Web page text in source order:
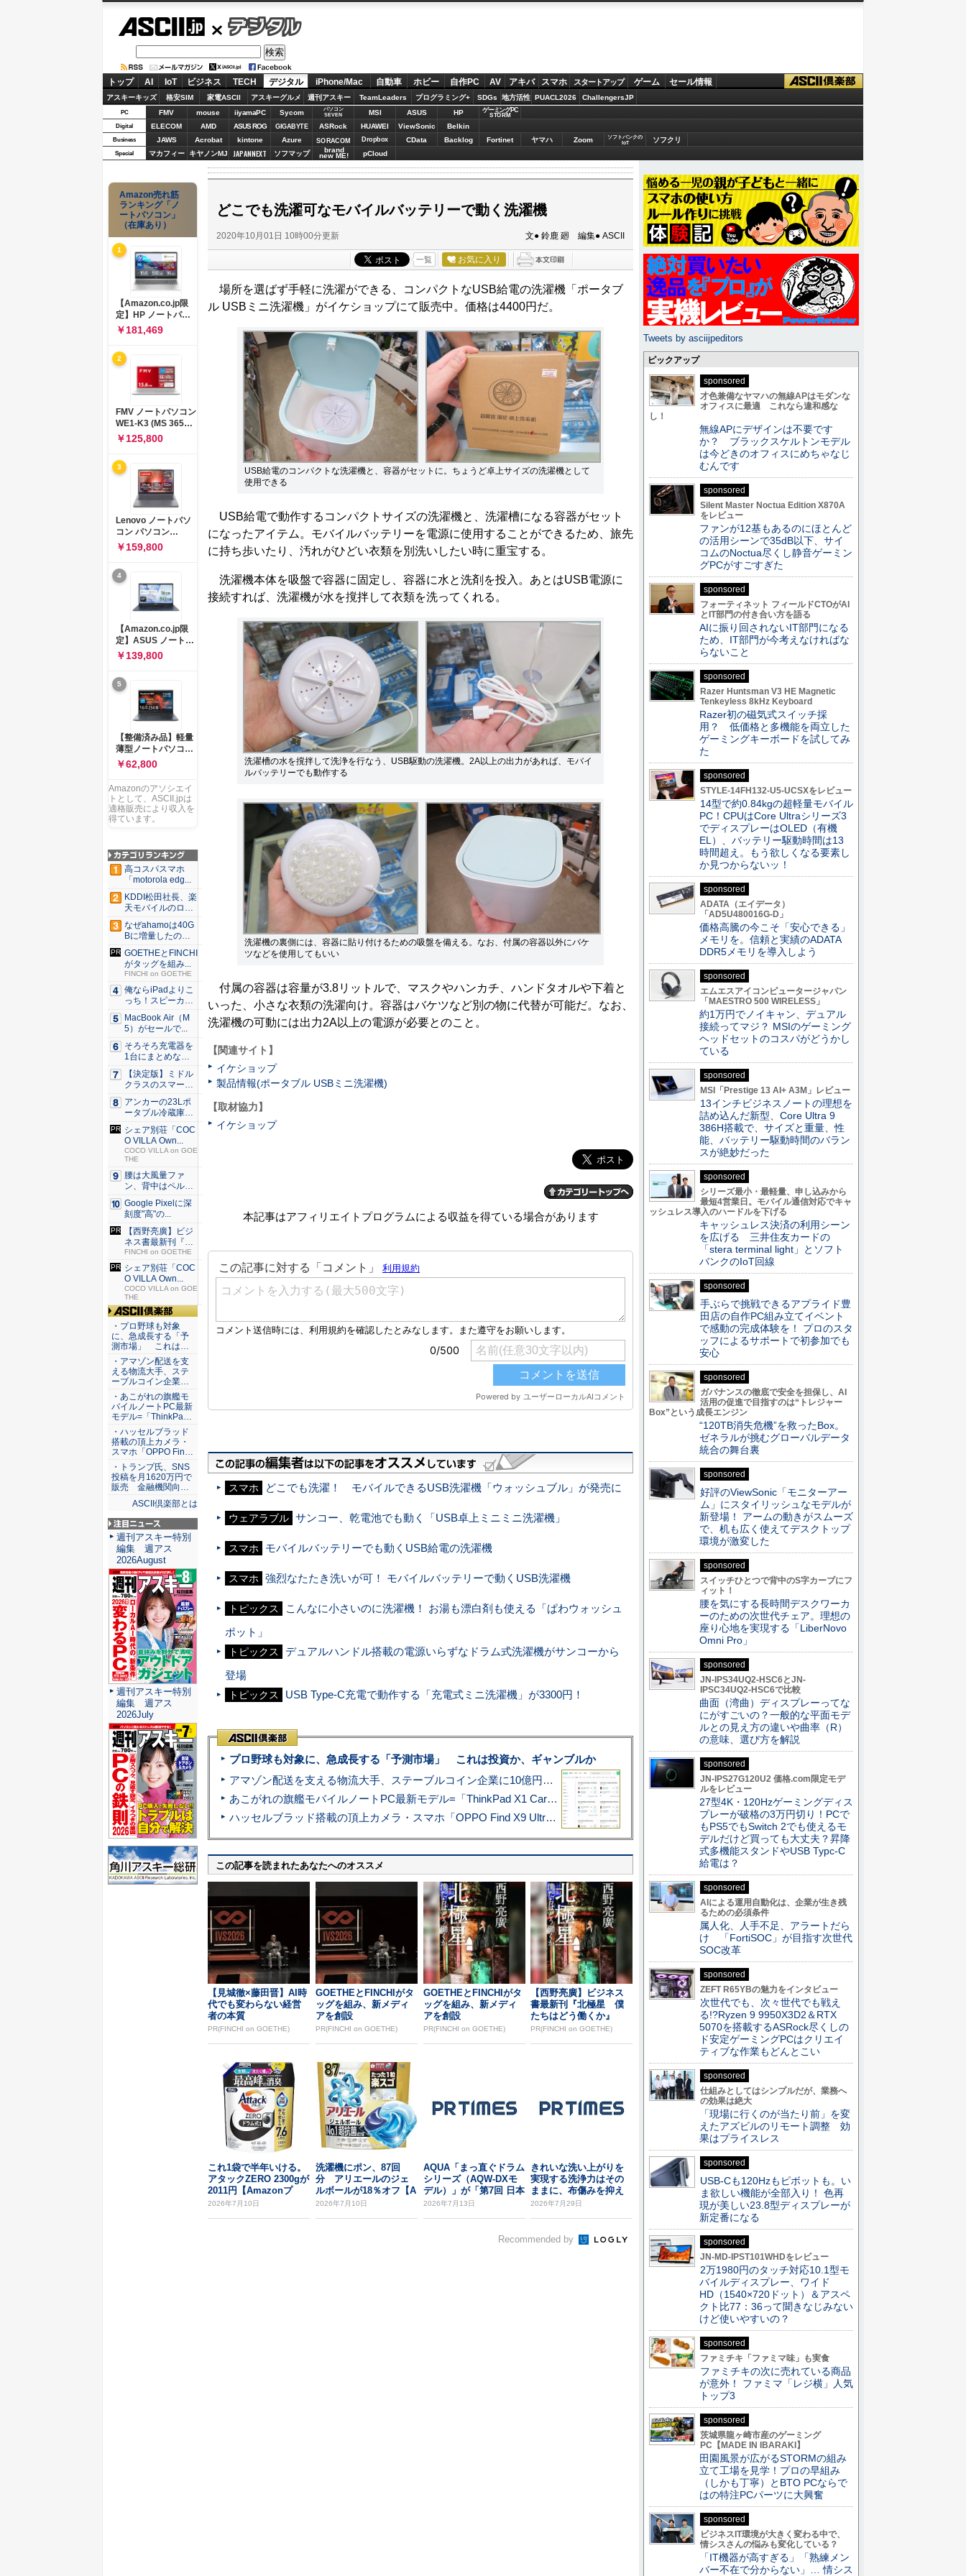
デジタル
トップ AI IoT ビジネス TECH デジタル iPhone/Mac 自動車 ホビー 自作PC AV アキバ スマホ スタートアップ ゲーム セール情報
アスキーキッズ 格安SIM 家電ASCII アスキーグルメ 週刊アスキー TeamLeaders プログラミング+ SDGs 地方活性 PUACL2026 ChallengersJP
PC FMV mouse iiyamaPC Sycom
パソコン
SEVEN
MSI ASUS HP ゲーミングPC
STORM
Digital ELECOM AMD ASUS ROG GIGABYTE ASRock HUAWEI ViewSonic Belkin
Business JAWS Acrobat kintone Azure SORACOM Dropbox CData Backlog Fortinet ヤマハ Zoom
ソフトバンクの
IoT
ソフクリ
Special マカフィー キヤノンMJ JAPANNEXT ソフマップ brand
new ME! pCloud
どこでも洗濯可なモバイルバッテリーで動く洗濯機
2020年10月01日 10時00分更新 文● 鈴鹿 廻 編集● ASCII
一覧 お気に入り
場所を選ばず手軽に洗濯ができる、コンパクトなUSB給電の洗濯機「ポータブ
ル USBミニ洗濯機」がイケショップにて販売中。価格は4400円だ。
USB給電のコンパクトな洗濯機と、容器がセットに。ちょうど卓上サイズの洗濯機として
使用できる
USB給電で動作するコンパクトサイズの洗濯機と、洗濯槽になる容器がセット
になったアイテム。モバイルバッテリーを電源に使用することができるため、旅先
に持ち歩いたり、汚れがひどい衣類を別洗いしたい時に重宝する。
洗濯機本体を吸盤で容器に固定し、容器に水と洗剤を投入。あとはUSB電源に
接続すれば、洗濯機が水を撹拌して衣類を洗ってくれる。
洗濯槽の水を撹拌して洗浄を行なう、USB駆動の洗濯機。2A以上の出力があれば、モバイ
ルバッテリーでも動作する
洗濯機の裏側には、容器に貼り付けるための吸盤を備える。なお、付属の容器以外にバケ
ツなどを使用してもいい
付属の容器は容量が3.8リットルで、マスクやハンカチ、ハンドタオルや下着と
いった、小さな衣類の洗濯向け。容器はバケツなど別の物に代替が可能だ。なお、
洗濯機の可動には出力2A以上の電源が必要とのこと。
【関連サイト】
イケショップ
製品情報(ポータブル USBミニ洗濯機)
【取材協力】
イケショップ
本記事はアフィリエイトプログラムによる収益を得ている場合があります
スマホ どこでも洗濯！ モバイルできるUSB洗濯機「ウォッシュブル」が発売に
ウェアラブル サンコー、乾電池でも動く「USB卓上ミニミニ洗濯機」
スマホ モバイルバッテリーでも動くUSB給電の洗濯機
スマホ 強烈なたたき洗いが可！ モバイルバッテリーで動くUSB洗濯機
トピックス
こんなに小さいのに洗濯機！ お湯も漂白剤も使える「ぱわウォッシュ
ポット」
トピックス
デュアルハンドル搭載の電源いらずなドラム式洗濯機がサンコーから
登場
トピックス USB Type-C充電で動作する「充電式ミニ洗濯機」が3300円！
プロ野球も対象に、急成長する「予測市場」 これは投資か、ギャンブルか
アマゾン配送を支える物流大手、ステーブルコイン企業に10億円投資のワケ
あこがれの旗艦モバイルノートPC最新モデル=「ThinkPad X1 Carbon Gen 14 Aura Edition」実機レビュー
ハッセルブラッド搭載の頂上カメラ・スマホ「OPPO Find X9 Ultra」実写レビュー=プロが本気で徹底撮影しました!!
この記事を読まれたあなたへのオススメ
【見城徹×藤田晋】AI時
代でも変わらない経営
者の本質
PR(FINCHI on GOETHE)
GOETHEとFINCHIがタ
ッグを組み、新メディ
アを創設
PR(FINCHI on GOETHE)
GOETHEとFINCHIがタ
ッグを組み、新メディ
アを創設
PR(FINCHI on GOETHE)
【西野亮廣】ビジネス
書最新刊『北極星 僕
たちはどう働くか』
PR(FINCHI on GOETHE)
これ1袋で半年いける。
アタックZERO 2300gが
2011円【Amazonプ
ラ...
2026年7月10日
洗濯機にポン、87回
分 アリエールのジェ
ルボールが18％オフ【A
mazonプライ...
2026年7月10日
AQUA「まっ直ぐドラム
シリーズ（AQW-DXモ
デル）」が「第7回 日本
子育て支...
2026年7月13日
きれいな洗い上がりを
実現する洗浄力はその
ままに、布傷みを抑え
る「[衣類長もち]高...
2026年7月29日
Recommended by
Amazon売れ筋
ランキング「ノ
ートパソコン」
（在庫あり）
1
【Amazon.co.jp限
定】HP ノートパソ
コン 15-fd 15.6イン
チ インテル Core 5
120U メモリ16GB
SSD512GB
Windows 11
Microsoft Office
2024搭載 WPS
Office搭載 カメラシ
ャッター 指紋認証 薄
型 Copilotキー搭載
ナチュラルシルバー
￥181,469
2
FMV ノートパソコン
WE1-K3 (MS 365
Personal/Copilotキ
ー搭載/Win 11/15.6
型/Core
i5/16GB/SSD
512GB/ホワイト)
FMVWK3E15W_AZ
￥125,800
3
Lenovo ノートパソ
コン パソコン
IdeaPad Slim 3 14.0
インチ AMD
Ryzen™ 5 8640HS
メモリ16GB
SSD512GB
Microsoft 365 試用
版 Windows11 バッ
テリー駆動12.6時間
重量1.39kg ルナグレ
ー 83K9003JJP ノー
トPC
￥159,800
4
【Amazon.co.jp限
定】ASUS ノートパ
ソコン Vivobook 15
M1502NAQ 15.6イ
ンチ AMD Ryzen 7
170 メモリ16GB
SSD 512GB
Microsoft 365
Personal (24か月版)
搭載 Windows 11 重
量1.7kg Wi-Fi 6E ク
ワイエットブルー
M1502NAQ-
￥139,800
5
【整備済み品】軽量
薄型ノートパソコン
dynabook G83 ■
13.3型
FHD(1920x1080) -
高性能第11世代Core
i5-1135G7 - メモリ
16GB - SSD 256GB
USB Type-C - MS
Office 2021 - Win11
搭載
￥62,800
Amazonのアソシエイ
トとして、ASCII.jpは
適格販売により収入を
得ています。
高コスパスマホ
「motorola edg...
KDDI松田社長、楽
天モバイルのロー
ミン...
なぜahamoは40G
Bに増量したの
か ...
GOETHEとFINCHI
がタッグを組み...
FINCHI on GOETHE
俺ならiPadよりこ
っち！スピーカー
9個...
MacBook Air（M
5）がセールで...
そろそろ充電器を
1台にまとめな
い？ An...
【決定版】ミドル
クラスのスマート
フォンの...
アンカーの23Lポ
ータブル冷蔵庫が
Ama...
シェア別荘「COC
O VILLA Own...
COCO VILLA on GOE
THE
腰は大風量ファ
ン、背中はペルチ
ェ冷却。ダ...
Google Pixelに深
刻度"高"の...
【西野亮廣】ビジ
ネス書最新刊『北
極星 僕...
FINCHI on GOETHE
シェア別荘「COC
O VILLA Own...
COCO VILLA on GOE
THE
ASCII倶楽部
・プロ野球も対象
に、急成長する「予
測市場」 これは…
・アマゾン配送を支
える物流大手、ステ
ーブルコイン企業…
・あこがれの旗艦モ
バイルノートPC最新
モデル=「ThinkPa…
・ハッセルブラッド
搭載の頂上カメラ・
スマホ「OPPO Fin…
・トランプ氏、SNS
投稿を月1620万円で
販売 金融機関向…
ASCII倶楽部とは
注目ニュース
週刊アスキー特別
編集 週アス
2026August
週刊アスキー特別
編集 週アス
2026July
Tweets by asciijpeditors
ピックアップ
sponsored
才色兼備なヤマハの無線APはモダンな
オフィスに最適 これなら違和感な
し！
無線APにデザインは不要です
か？ ブラックスケルトンモデル
は今どきのオフィスにめちゃなじ
むんです
sponsored
Silent Master Noctua Edition X870A
をレビュー
ファンが12基もあるのにほとんど
の活用シーンで35dB以下、サイ
コムのNoctua尽くし静音ゲーミン
グPCがすごすぎた
sponsored
フォーティネット フィールドCTOがAI
とIT部門の付き合い方を語る
AIに振り回されないIT部門になる
ため、IT部門が今考えなければな
らないこと
sponsored
Razer Huntsman V3 HE Magnetic
Tenkeyless 8kHz Keyboard
Razer初の磁気式スイッチ採
用？ 低価格と多機能を両立した
ゲーミングキーボードを試してみ
た
sponsored
STYLE-14FH132-U5-UCSXをレビュー
14型で約0.84kgの超軽量モバイル
PC！CPUはCore Ultraシリーズ3
でディスプレーはOLED（有機
EL）、バッテリー駆動時間は13
時間超え。もう欲しくなる要素し
か見つからないッ！
sponsored
ADATA（エイデータ）
「AD5U480016G-D」
価格高騰の今こそ「安心できる」
メモリを。信頼と実績のADATA
DDR5メモリを導入しよう
sponsored
エムエスアイコンピュータージャパン
「MAESTRO 500 WIRELESS」
約1万円でノイキャン、デュアル
接続ってマジ？ MSIのゲーミング
ヘッドセットのコスパがどうかし
ている
sponsored
MSI「Prestige 13 AI+ A3M」レビュー
13インチビジネスノートの理想を
詰め込んだ新型、Core Ultra 9
386H搭載で、サイズと重量、性
能、バッテリー駆動時間のバラン
スが絶妙だった
sponsored
シリーズ最小・最軽量、申し込みから
最短4営業日。モバイル通信対応でキャ
ッシュレス導入のハードルを下げる
キャッシュレス決済の利用シーン
を広げる 三井住友カードの
「stera terminal light」とソフト
バンクのIoT回線
sponsored
手ぶらで挑戦できるアプライド豊
田店の自作PC組み立てイベント
で感動の完成体験を！ プロのスタ
ッフによるサポートで初参加でも
安心
sponsored
ガバナンスの徹底で安全を担保し、AI
活用の促進で目指すのは“トレジャー
Box”という成長エンジン
“120TB消失危機”を救ったBox。
ゼネラルが挑むグローバルデータ
統合の舞台裏
sponsored
好評のViewSonic「モニターアー
ム」にスタイリッシュなモデルが
新登場！ アームの動きがスムーズ
で、机も広く使えてデスクトップ
環境が激変した
sponsored
スイッチひとつで背中のS字カーブにフ
ィット！
腰を気にする長時間デスクワーカ
ーのための次世代チェア。理想の
座り心地を実現する「LiberNovo
Omni Pro」
sponsored
JN-IPS34UQ2-HSC6とJN-
IPSC34UQ2-HSC6で比較
曲面（湾曲）ディスプレーってな
にがすごいの？一般的な平面モデ
ルとの見え方の違いや曲率（R）
の意味、選び方を解説
sponsored
JN-IPS27G120U2 価格.com限定モデ
ルをレビュー
27型4K・120Hzゲーミングディス
プレーが破格の3万円切り！PCで
もPS5でもSwitch 2でも使えるモ
デルだけど買っても大丈夫？昇降
式多機能スタンドやUSB Typc-C
給電は？
sponsored
AIによる運用自動化は、企業が生き残
るための必須条件
属人化、人手不足、アラートだら
け 「FortiSOC」が目指す次世代
SOC改革
sponsored
ZEFT R65YBの魅力をインタビュー
次世代でも、次々世代でも戦え
る!?Ryzen 9 9950X3D2＆RTX
5070を搭載するASRock尽くしの
ド安定ゲーミングPCはクリエイ
ティブな作業もどんとこい
sponsored
仕組みとしてはシンプルだが、業務へ
の効果は絶大
「現場に行くのが当たり前」を変
えたアズビルのリモート調整 効
果はプライスレス
sponsored
USB-Cも120Hzもピボットも。い
ま欲しい機能が全部入り！ 色再
現が美しい23.8型ディスプレーが
新定番になる
sponsored
JN-MD-IPST101WHDをレビュー
2万1980円のタッチ対応10.1型モ
バイルディスプレー、ワイド
HD（1540×720ドット）＆アスペ
クト比77：36って聞きなじみない
けど使いやすいの？
sponsored
ファミチキ「ファミマ味」も実食
ファミチキの次に売れている商品
が意外！ ファミマ「レジ横」人気
トップ3
sponsored
茨城県龍ヶ崎市産のゲーミング
PC【MADE IN IBARAKI】
田園風景が広がるSTORMの組み
立て工場を見学！プロの早組み
（しかも丁寧）とBTO PCならで
はの特注PCパーツに大興奮
sponsored
ビジネスIT環境が大きく変わる中で、
情シスさんの悩みも変化している？
「IT機器が高すぎる」「熟練メン
バー不在で分からない」… 情シス